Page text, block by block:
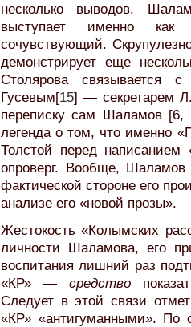
несколько выводов.
выступает именно
сочувствующий.
демонстрирует еще
Столярова связывается
Гусевым[15] — секретарем
переписку сам Шаламов [6,
легенда о том, что именно
Толстой перед написанием
опроверг. Вообще, Шаламов
фактической стороне его
анализе его «новой прозы».
Жестокость «Колымских
личности Шаламова, его
воспитания лишний раз
«КР» — средство
Следует в этой связи
«КР» «антигуманными». По